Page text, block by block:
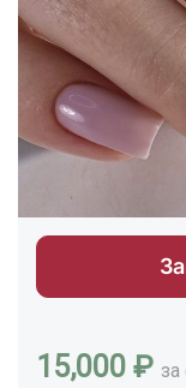
15,000 ₽ за